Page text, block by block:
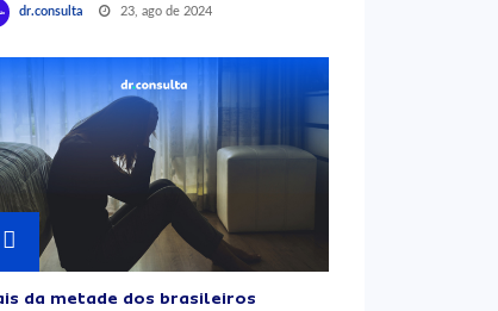
dr.consulta 23, ago de 2024
da metade dos brasileiros